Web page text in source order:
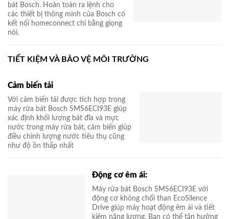
bát Bosch. Hoàn toàn ra lệnh cho
các thiết bị thông minh của Bosch có
kết nối homeconnect chỉ bằng giọng
nói.
TIẾT KIỆM VÀ BẢO VỆ MÔI TRƯỜNG
Cảm biến tải
Với cảm biến tải được tích hợp trong
máy rửa bát Bosch SMS6ECI93E giúp
xác định khối lượng bát đĩa và mực
nước trong máy rửa bát, cảm biến giúp
điều chỉnh lượng nước tiêu thụ cũng
như độ ồn thấp nhất
Động cơ êm ái:
Máy rửa bát Bosch SMS6ECI93E với
động cơ không chổi than EcoSilence
Drive giúp máy hoạt động êm ái và tiết
kiệm năng lượng. Bạn có thể tận hưởng